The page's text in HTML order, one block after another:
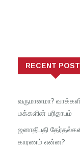
RECENT
வருமானமா?
மக்களின் பரிதாபம்
ஜனாதிபதி
காரணம் என்ன?